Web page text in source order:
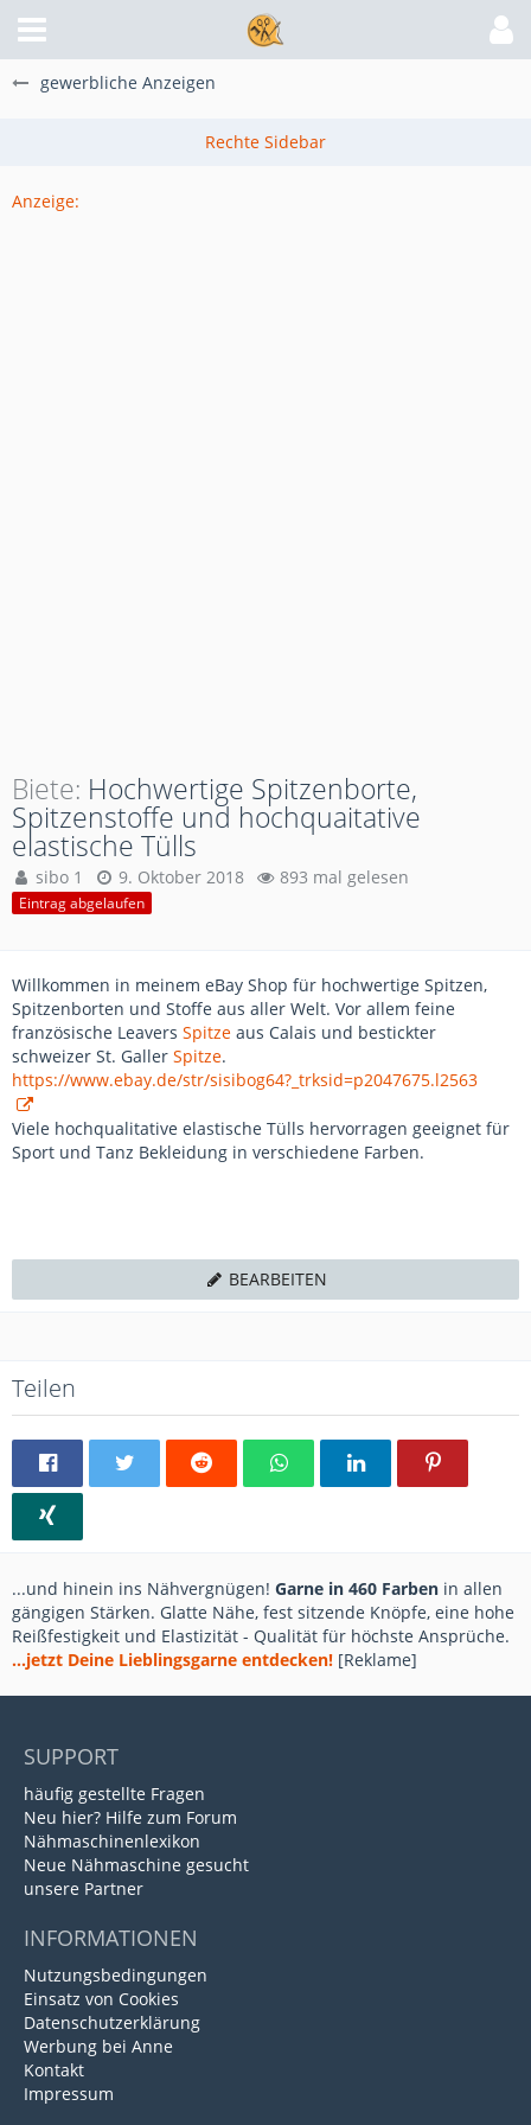
gewerbliche Anzeigen
Anzeige:
Biete Hochwertige Spitzenborte,
Spitzenstoffe und hochquaitative
elastische Tülls
sibo 1 9. Oktober 2018 893 mal gelesen
Eintrag abgelaufen
Willkommen in meinem eBay Shop für hochwertige Spitzen,
Spitzenborten und Stoffe aus aller Welt. Vor allem feine
französische Leavers Spitze aus Calais und bestickter
schweizer St. Galler Spitze.
https://www.ebay.de/str/sisibog64?_trksid=p2047675.l2563
Viele hochqualitative elastische Tülls hervorragen geeignet für
Sport und Tanz Bekleidung in verschiedene Farben.
BEARBEITEN
Teilen
...und hinein ins Nähvergnügen! Garne in 460 Farben in allen
gängigen Stärken. Glatte Nähe, fest sitzende Knöpfe, eine hohe
Reißfestigkeit und Elastizität - Qualität für höchste Ansprüche.
...jetzt Deine Lieblingsgarne entdecken! [Reklame]
SUPPORT
häufig gestellte Fragen
Neu hier? Hilfe zum Forum
Nähmaschinenlexikon
Neue Nähmaschine gesucht
unsere Partner
INFORMATIONEN
Nutzungsbedingungen
Einsatz von Cookies
Datenschutzerklärung
Werbung bei Anne
Kontakt
Impressum